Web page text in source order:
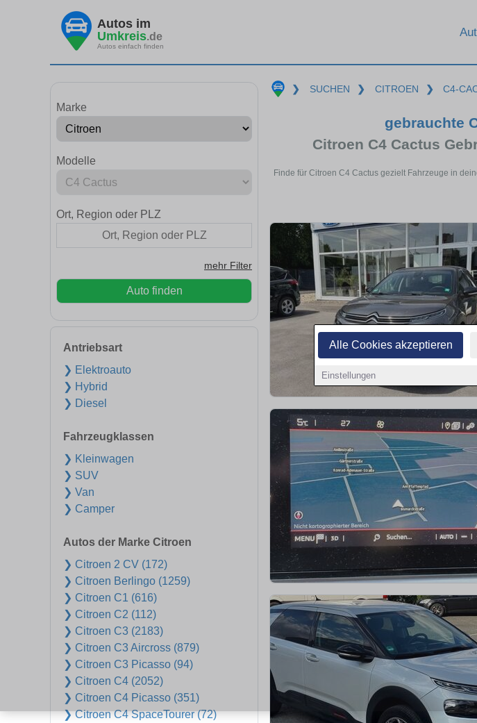
Alle Cookies akzeptieren
Einstellungen
Autos im
Umkreis.de
Autos einfach finden
Marke
Modelle
Ort, Region oder PLZ
mehr Filter
Auto finden
Antriebsart
❯ Elektroauto
❯ Hybrid
❯ Diesel
Fahrzeugklassen
❯ Kleinwagen
❯ SUV
❯ Van
❯ Camper
Autos der Marke Citroen
❯ Citroen 2 CV (172)
❯ Citroen Berlingo (1259)
❯ Citroen C1 (616)
❯ Citroen C2 (112)
❯ Citroen C3 (2183)
❯ Citroen C3 Aircross (879)
❯ Citroen C3 Picasso (94)
❯ Citroen C4 (2052)
❯ Citroen C4 Picasso (351)
❯ Citroen C4 SpaceTourer (72)
❯ SUCHEN ❯ CITROEN ❯ C4-
gebrauchte
Citroen C4 Cactus
Finde für Citroen C4 Cactus gezielt Fahrzeuge in